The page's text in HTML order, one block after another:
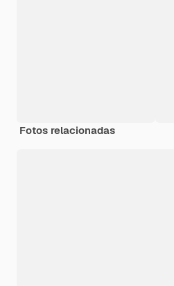
Fotos relacionadas